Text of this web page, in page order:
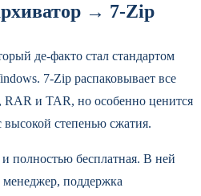
→ 7‑Zip
де-факто стал стандартом
7‑Zip распаковывает все
и TAR, но особенно ценится
высокой степенью сжатия.
полностью бесплатная. В ней
поддержка